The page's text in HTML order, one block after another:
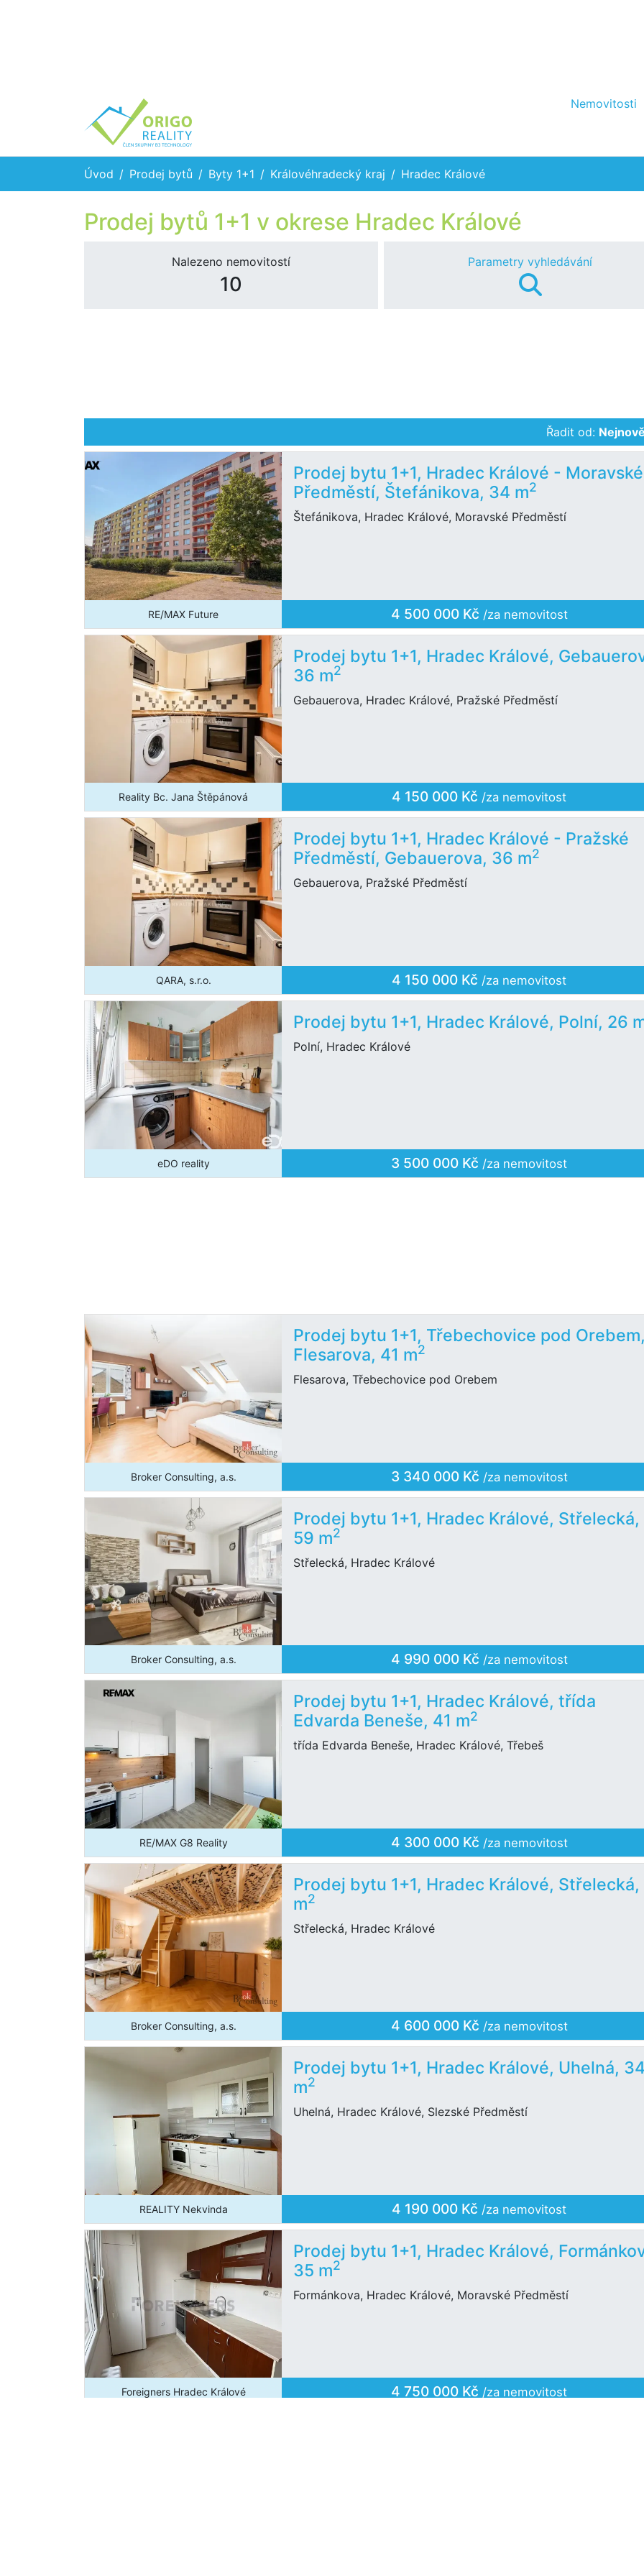
Nemovitosti
Úvod Prodej bytů Byty 1+1 Královéhradecký kraj Hradec Králové
Prodej bytů 1+1 v okrese Hradec Králové
Nalezeno nemovitostí
10
Parametry vyhledávání
Řadit od:
Prodej bytu 1+1, Hradec Králové - Moravské
Předměstí, Štefánikova, 34 m2
Štefánikova, Hradec Králové, Moravské Předměstí
RE/MAX Future 4 500 000 Kč /za nemovitost
Prodej bytu 1+1, Hradec Králové,
36 m2
Gebauerova, Hradec Králové, Pražské Předměstí
Reality Bc. Jana Štěpánová 4 150 000 Kč /za nemovitost
Prodej bytu 1+1, Hradec Králové - Pražské
Předměstí, Gebauerova, 36 m2
Gebauerova, Pražské Předměstí
QARA, s.r.o. 4 150 000 Kč /za nemovitost
Prodej bytu 1+1, Hradec Králové, Polní, 26
Polní, Hradec Králové
eDO reality 3 500 000 Kč /za nemovitost
Prodej bytu 1+1, Třebechovice pod
Flesarova, 41 m2
Flesarova, Třebechovice pod Orebem
Broker Consulting, a.s. 3 340 000 Kč /za nemovitost
Prodej bytu 1+1, Hradec Králové, Střelecká,
59 m2
Střelecká, Hradec Králové
Broker Consulting, a.s. 4 990 000 Kč /za nemovitost
Prodej bytu 1+1, Hradec Králové, třída
Edvarda Beneše, 41 m2
třída Edvarda Beneše, Hradec Králové, Třebeš
RE/MAX G8 Reality 4 300 000 Kč /za nemovitost
Prodej bytu 1+1, Hradec Králové, Střelecká,
m2
Střelecká, Hradec Králové
Broker Consulting, a.s. 4 600 000 Kč /za nemovitost
Prodej bytu 1+1, Hradec Králové, Uhelná,
m2
Uhelná, Hradec Králové, Slezské Předměstí
REALITY Nekvinda 4 190 000 Kč /za nemovitost
Prodej bytu 1+1, Hradec Králové,
35 m2
Formánkova, Hradec Králové, Moravské Předměstí
Foreigners Hradec Králové 4 750 000 Kč /za nemovitost